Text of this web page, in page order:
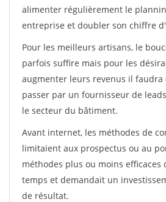
alimenter régulièrement le
entreprise et doubler son chiffre
Pour les meilleurs artisans, le
parfois suffire mais pour les
augmenter leurs revenus il
passer par un fournisseur de
le secteur du bâtiment.
Avant internet, les méthodes de
limitaient aux prospectus ou au
méthodes plus ou moins
temps et demandait un
de résultat.